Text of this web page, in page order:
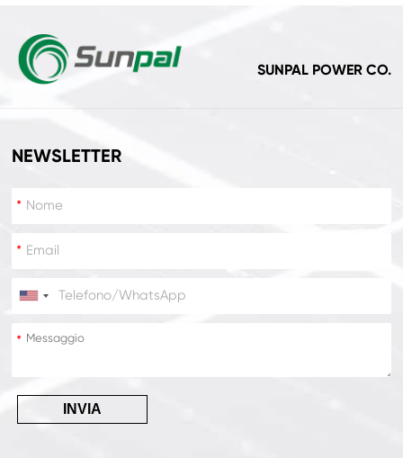
SUNPAL POWER CO.
NEWSLETTER
*
*
*
*
INVIA